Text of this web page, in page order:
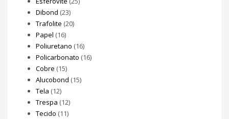
Dibond (23)
Trafolite (20)
Papel (16)
Poliuretano (16)
Policarbonato (16)
Cobre (15)
Alucobond (15)
Tela (12)
Trespa (12)
Tecido (11)